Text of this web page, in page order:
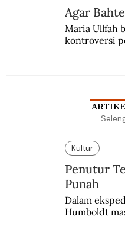
Agar
Maria Ullfah
kontroversi
Kultur
Penutur
Punah
Dalam
Humboldt